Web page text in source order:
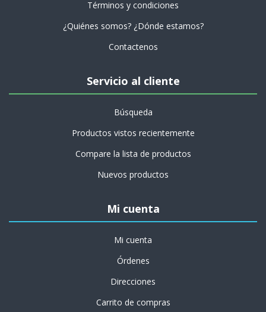
Términos y condiciones
¿Quiénes somos? ¿Dónde estamos?
Contactenos
Servicio al cliente
Búsqueda
Productos vistos recientemente
Compare la lista de productos
Nuevos productos
Mi cuenta
Mi cuenta
Órdenes
Direcciones
Carrito de compras